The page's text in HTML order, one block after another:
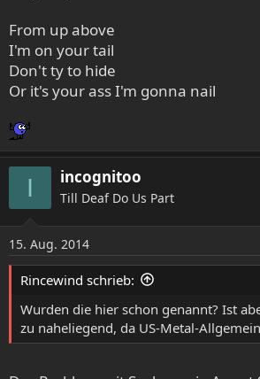
From up above
I'm on your tail
Don't ty to hide
Or it's your ass I'm gonna nail
I incognitoo
Till Deaf Do Us Part
15. Aug. 2014
Rincewind schrieb:
Wurden die hier schon genannt? Ist
zu naheliegend, da US-Metal-